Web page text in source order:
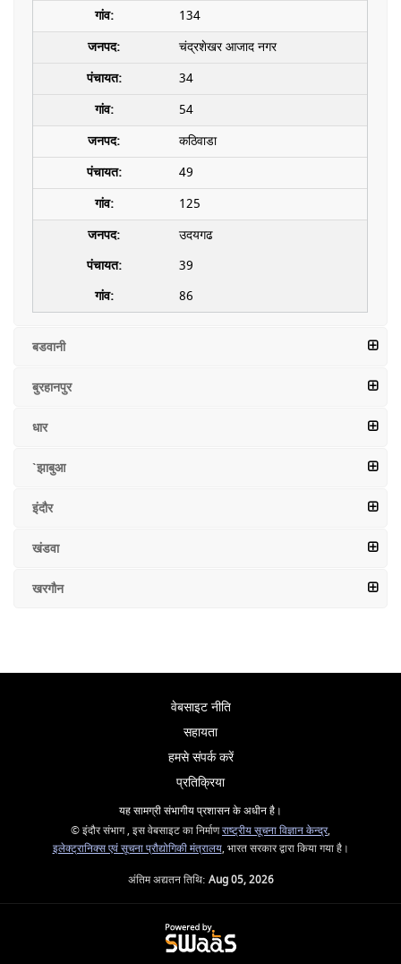
134
चंद्रशेखर आजाद नगर
34
54
कठिवाडा
49
125
उदयगढ
39
86
बडवानी
बुरहानपुर
धार
`झाबुआ
इंदौर
खंडवा
खरगौन
वेबसाइट नीति
सहायता
हमसे संपर्क करें
प्रतिक्रिया
यह सामग्री संभागीय प्रशासन के अधीन है।
© इंदौर संभाग , इस वेबसाइट का निर्माणराष्ट्रीय सूचना विज्ञान केन्द्र,
इलेक्ट्रानिक्स एवं सूचना प्रौद्योगिकी मंत्रालय, भारत सरकार द्वारा किया गया है।
अंतिम अद्यतन तिथि: Aug 05, 2026